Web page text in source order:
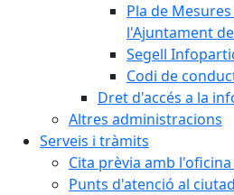
Pla de
l'Ajuntament
Segell
Codi de
Dret d'accés a la
Altres administracions
Serveis i tràmits
Cita prèvia amb
Punts d'atenció al